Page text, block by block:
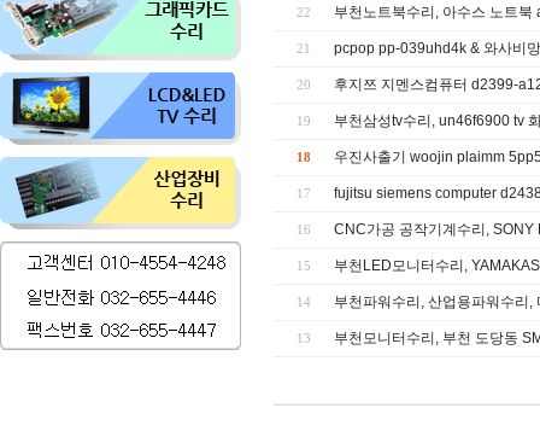
22 부천노트북수리, 아수스 노트
21 pcpop pp-039uhd4k & 와사비
20 후지쯔 지멘스컴퓨터 d2399-
19 부천삼성tv수리, un46f6900 tv
18 우진사출기 woojin plaimm
17 fujitsu siemens computer
16 CNC가공 공작기계수리,
15 부천LED모니터수리,
14 부천파워수리, 산업용파워수리
13 부천모니터수리, 부천 도당동